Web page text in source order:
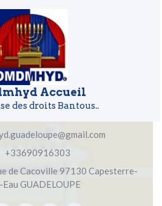
Accueil
des droits Bantous..
+33690916303
de Cacoville 97130 Capesterre-
GUADELOUPE